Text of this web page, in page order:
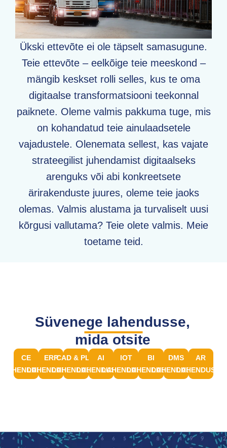
Ükski ettevõte ei ole täpselt samasugune.
Teie ettevõte – eelkõige teie meeskond –
mängib keskset rolli selles, kus te oma
digitaalse transformatsiooni teekonnal
paiknete. Oleme valmis pakkuma tuge, mis
on kohandatud teie ainulaadsetele
vajadustele. Olenemata sellest, kas vajate
strateegilist juhendamist digitaalseks
arenguks või abi konkreetsete
ärirakenduste juures, oleme teie jaoks
olemas. Valmis alustama ja turvaliselt uusi
kõrgusi vallutama? Teie olete valmis. Meie
toetame teid.
CE
LAHENDUSED
ERP
LAHENDUSED
CAD & PLM
LAHENDUSED
AI
LAHENDUSED
IOT
LAHENDUSED
BI
LAHENDUSED
DMS
LAHENDUSED
AR
LAHENDUSED
Süvenege lahendusse,
mida otsite